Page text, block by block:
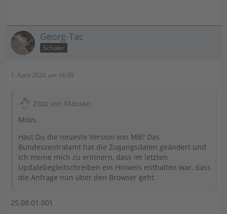
Georg-Tac
Schüler
1. April 2026 um 16:39
Zitat von Mausko
Moin,
Hast Du die neueste Version von MB? Das
Bundeszentralamt hat die Zugangsdaten geändert und
ich meine mich zu erinnern, dass im letzten
Updatebegleitschreiben ein Hinweis enthalten war, dass
die Anfrage nun über den Browser geht.
25.08.01.001